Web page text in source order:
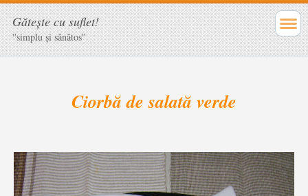
Găteşte cu suflet!
''simplu şi sănătos''
Ciorbă de salată verde